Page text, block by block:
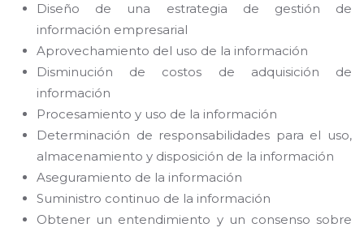
Diseño de una estrategia de gestión de
información empresarial
Aprovechamiento del uso de la información
Disminución de costos de adquisición de
información
Procesamiento y uso de la información
Determinación de responsabilidades para el uso,
almacenamiento y disposición de la información
Aseguramiento de la información
Suministro continuo de la información
Obtener un entendimiento y un consenso sobre